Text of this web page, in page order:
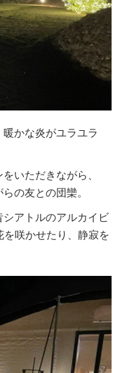
かな炎がユラユラ
いただきながら、
の友との団欒。
アトルのアルカイビ
咲かせたり、静寂を